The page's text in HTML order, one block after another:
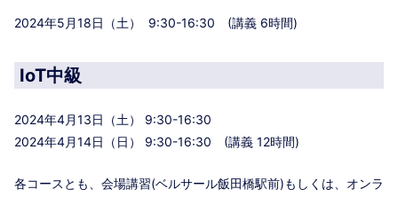
2024年5月18日（土） 9:30-16:30 (講義 6時間)
IoT中級
2024年4月13日（土） 9:30-16:30
2024年4月14日（日） 9:30-16:30 (講義 12時間)
各コースとも、会場講習(ベルサール飯田橋駅前)もしくは、オンラ